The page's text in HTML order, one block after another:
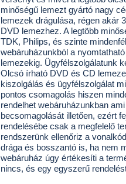
minőségű lemezt gyártó nagy
lemezek drágulása, régen akár
DVD lemezhez. A legtöbb
TDK, Philips, és szinte
webáruházunkból a
lemezekig. Ügyfélszolgálatunk
Olcsó írható DVD és CD
kiszolgálás és ügyfélszolgálat
pontos csomagolás hiszen
rendelhet webáruházunkban
becsomagolását illetően, ezért
rendelésébe csak a megfelelő
rendszerünk ellenőriz a
drága és bosszantó is, ha nem
webáruház úgy értékesíti a
nincs, és egy egyszerű